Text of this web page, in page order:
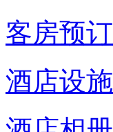
客房预订
酒店设施